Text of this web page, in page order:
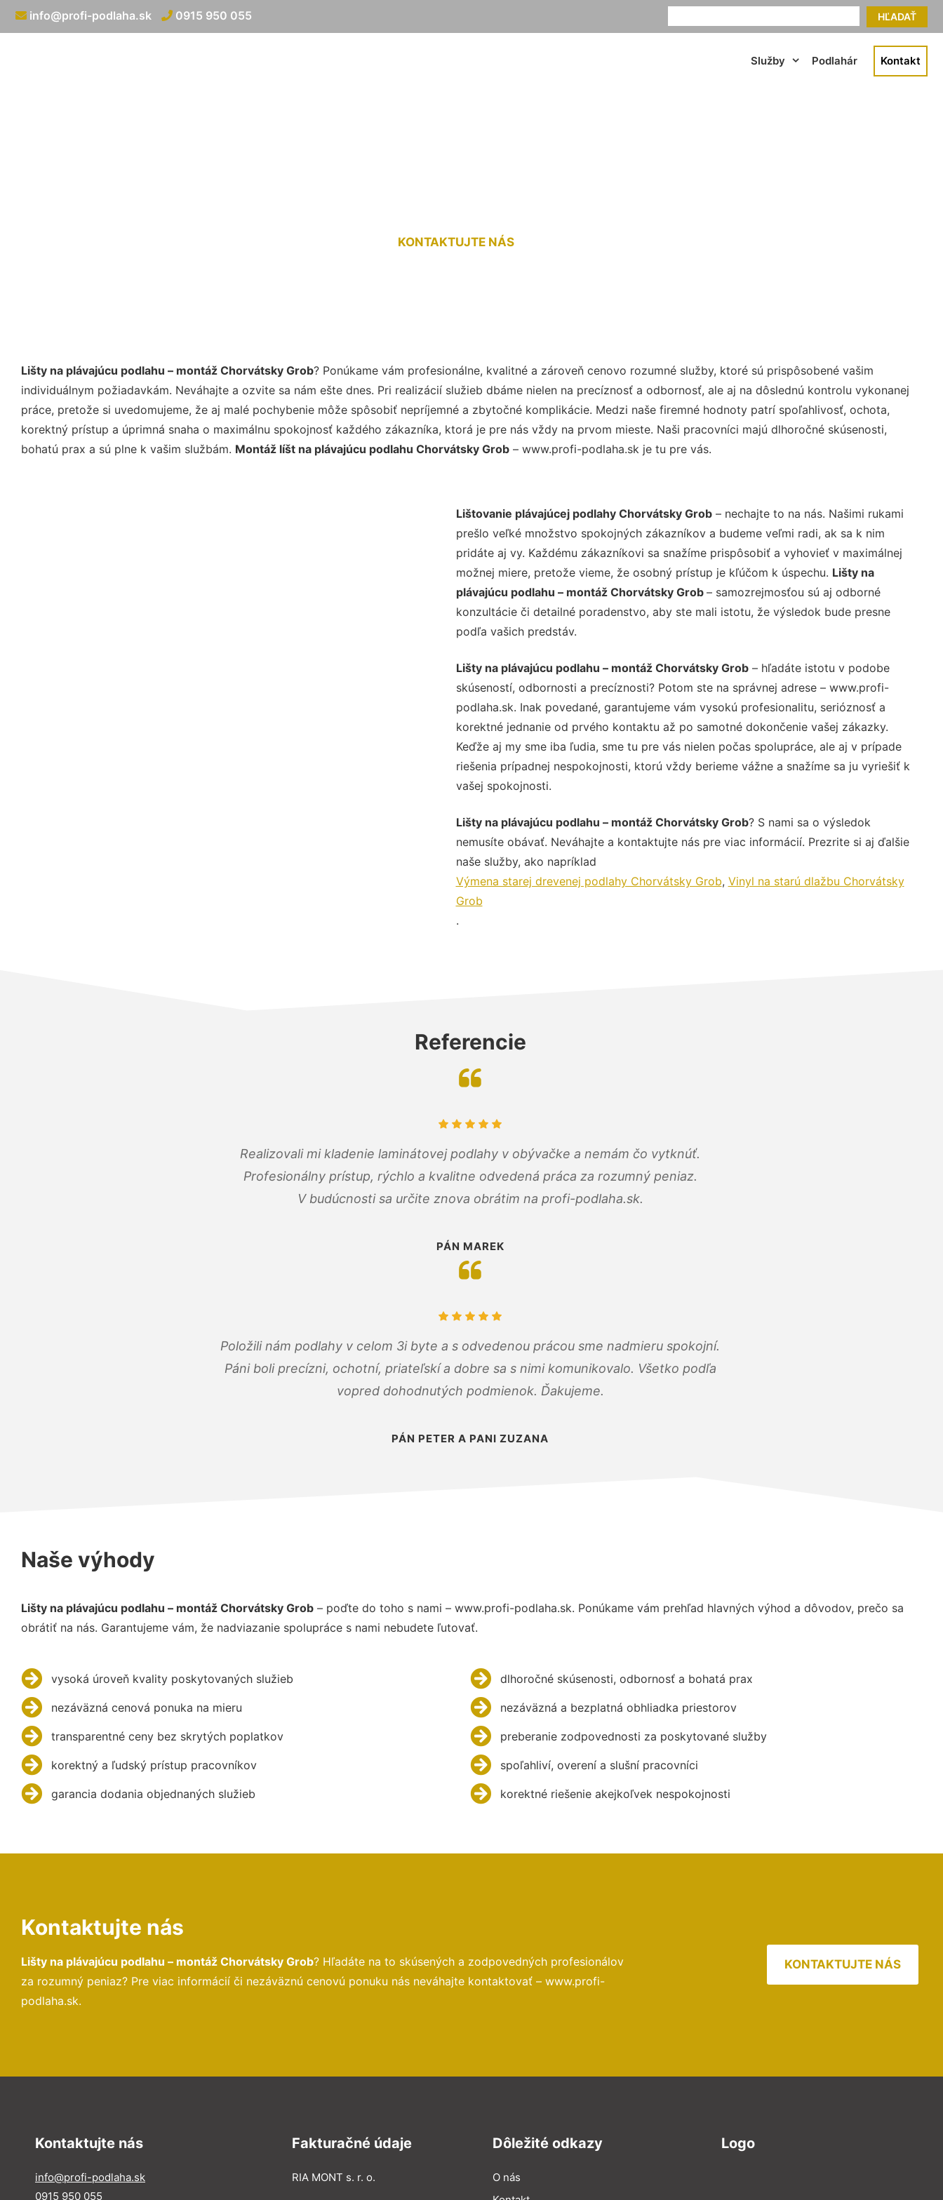
HĽADAŤ
info@profi-podlaha.sk 0915 950 055
Služby Podlahár Kontakt
KONTAKTUJTE NÁS
Lišty na plávajúcu podlahu – montáž Chorvátsky Grob? Ponúkame vám profesionálne, kvalitné a zároveň cenovo rozumné služby, ktoré sú prispôsobené vašim
individuálnym požiadavkám. Neváhajte a ozvite sa nám ešte dnes. Pri realizácií služieb dbáme nielen na precíznosť a odbornosť, ale aj na dôslednú kontrolu vykonanej
práce, pretože si uvedomujeme, že aj malé pochybenie môže spôsobiť nepríjemné a zbytočné komplikácie. Medzi naše firemné hodnoty patrí spoľahlivosť, ochota,
korektný prístup a úprimná snaha o maximálnu spokojnosť každého zákazníka, ktorá je pre nás vždy na prvom mieste. Naši pracovníci majú dlhoročné skúsenosti,
bohatú prax a sú plne k vašim službám. Montáž líšt na plávajúcu podlahu Chorvátsky Grob – www.profi-podlaha.sk je tu pre vás.
Lištovanie plávajúcej podlahy Chorvátsky Grob– nechajte to na nás. Našimi rukami
prešlo veľké množstvo spokojných zákazníkov a budeme veľmi radi, ak sa k nim
pridáte aj vy. Každému zákazníkovi sa snažíme prispôsobiť a vyhovieť v maximálnej
možnej miere, pretože vieme, že osobný prístup je kľúčom k úspechu. Lišty na
plávajúcu podlahu – montáž Chorvátsky Grob – samozrejmosťou sú aj odborné
konzultácie či detailné poradenstvo, aby ste mali istotu, že výsledok bude presne
podľa vašich predstáv.
Lišty na plávajúcu podlahu – montáž Chorvátsky Grob– hľadáte istotu v podobe
skúseností, odbornosti a precíznosti? Potom ste na správnej adrese – www.profi-
podlaha.sk. Inak povedané, garantujeme vám vysokú profesionalitu, serióznosť a
korektné jednanie od prvého kontaktu až po samotné dokončenie vašej zákazky.
Keďže aj my sme iba ľudia, sme tu pre vás nielen počas spolupráce, ale aj v prípade
riešenia prípadnej nespokojnosti, ktorú vždy berieme vážne a snažíme sa ju vyriešiť k
vašej spokojnosti.
Lišty na plávajúcu podlahu – montáž Chorvátsky Grob? S nami sa o výsledok
nemusíte obávať. Neváhajte a kontaktujte nás pre viac informácií. Prezrite si aj ďalšie
naše služby, ako napríklad
Výmena starej drevenej podlahy Chorvátsky Grob, Vinyl na starú dlažbu Chorvátsky
Grob
.
Referencie
Realizovali mi kladenie laminátovej podlahy v obývačke a nemám čo vytknúť.
Profesionálny prístup, rýchlo a kvalitne odvedená práca za rozumný peniaz.
V budúcnosti sa určite znova obrátim na profi-podlaha.sk.
PÁN MAREK
Položili nám podlahy v celom 3i byte a s odvedenou prácou sme nadmieru spokojní.
Páni boli precízni, ochotní, priateľskí a dobre sa s nimi komunikovalo. Všetko podľa
vopred dohodnutých podmienok. Ďakujeme.
PÁN PETER A PANI ZUZANA
Naše výhody
Lišty na plávajúcu podlahu – montáž Chorvátsky Grob – poďte do toho s nami – www.profi-podlaha.sk. Ponúkame vám prehľad hlavných výhod a dôvodov, prečo sa
obrátiť na nás. Garantujeme vám, že nadviazanie spolupráce s nami nebudete ľutovať.
vysoká úroveň kvality poskytovaných služieb
nezáväzná cenová ponuka na mieru
transparentné ceny bez skrytých poplatkov
korektný a ľudský prístup pracovníkov
garancia dodania objednaných služieb
dlhoročné skúsenosti, odbornosť a bohatá prax
nezáväzná a bezplatná obhliadka priestorov
preberanie zodpovednosti za poskytované služby
spoľahliví, overení a slušní pracovníci
korektné riešenie akejkoľvek nespokojnosti
Kontaktujte nás
Lišty na plávajúcu podlahu – montáž Chorvátsky Grob? Hľadáte na to skúsených a zodpovedných profesionálov
za rozumný peniaz? Pre viac informácií či nezáväznú cenovú ponuku nás neváhajte kontaktovať – www.profi-
podlaha.sk.
KONTAKTUJTE NÁS
Kontaktujte nás
info@profi-podlaha.sk
0915 950 055
Fakturačné údaje
RIA MONT s. r. o.
Dôležité odkazy
O nás
Logo